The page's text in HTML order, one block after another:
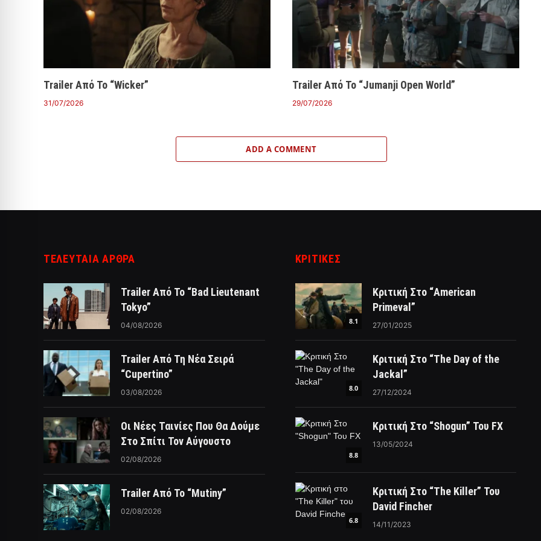
Trailer Από Το “Wicker”
31/07/2026
Trailer Από Το “Jumanji Open World”
29/07/2026
ADD A COMMENT
ΤΕΛΕΥΤΑΙΑ ΑΡΘΡΑ
Trailer Από Το “Bad Lieutenant
Tokyo”
04/08/2026
Trailer Από Τη Νέα Σειρά
“Cupertino”
03/08/2026
Οι Νέες Ταινίες Που Θα Δούμε
Στο Σπίτι Τον Αύγουστο
02/08/2026
Trailer Από Το “Mutiny”
02/08/2026
ΚΡΙΤΙΚΈΣ
8.1
Κριτική Στο “American
Primeval”
27/01/2025
8.0
Κριτική Στο “The Day of the
Jackal”
27/12/2024
8.8
Κριτική Στο “Shogun” Του FX
13/05/2024
6.8
Κριτική Στο “The Killer” Του
David Fincher
14/11/2023